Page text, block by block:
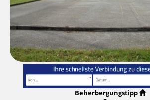
Beherbergungstipp